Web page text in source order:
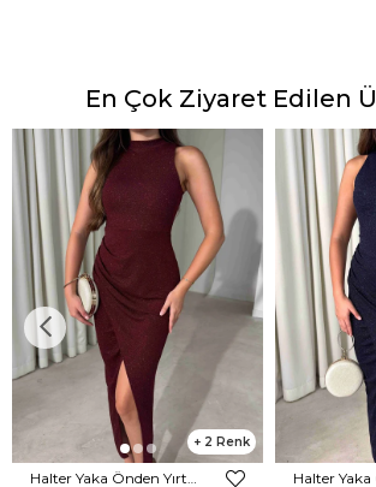
En Çok Ziyaret Edilen
2